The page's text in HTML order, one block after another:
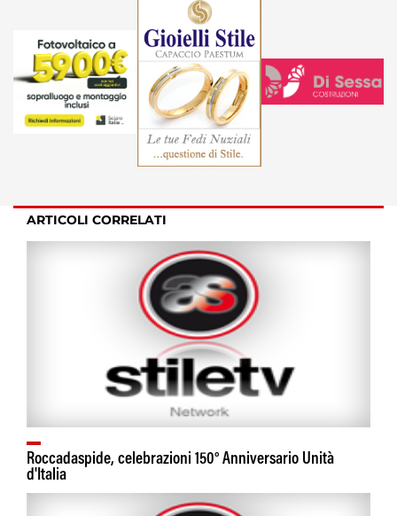
ARTICOLI CORRELATI
Roccadaspide, celebrazioni 150° Anniversario Unità
d'Italia